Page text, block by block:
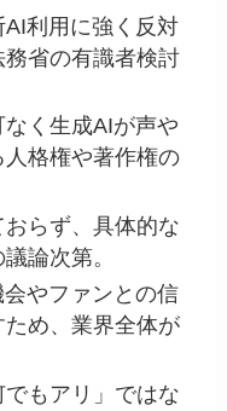
利用に強く反対
務省の有識者検討
く生成AIが声や
格権や著作権の
らず、具体的な
論次第。
やファンとの信
め、業界全体が
もアリ」ではな